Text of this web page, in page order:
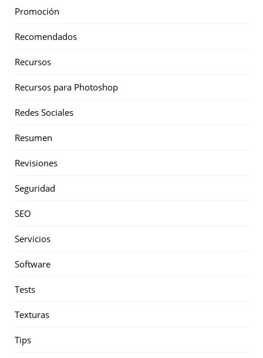
Promoción
Recomendados
Recursos
Recursos para Photoshop
Redes Sociales
Resumen
Revisiones
Seguridad
SEO
Servicios
Software
Tests
Texturas
Tips